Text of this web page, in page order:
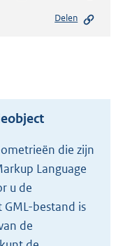
s
r
o
t
t
e
:
3
Delen
die zijn
Language
u de
bestand is
de